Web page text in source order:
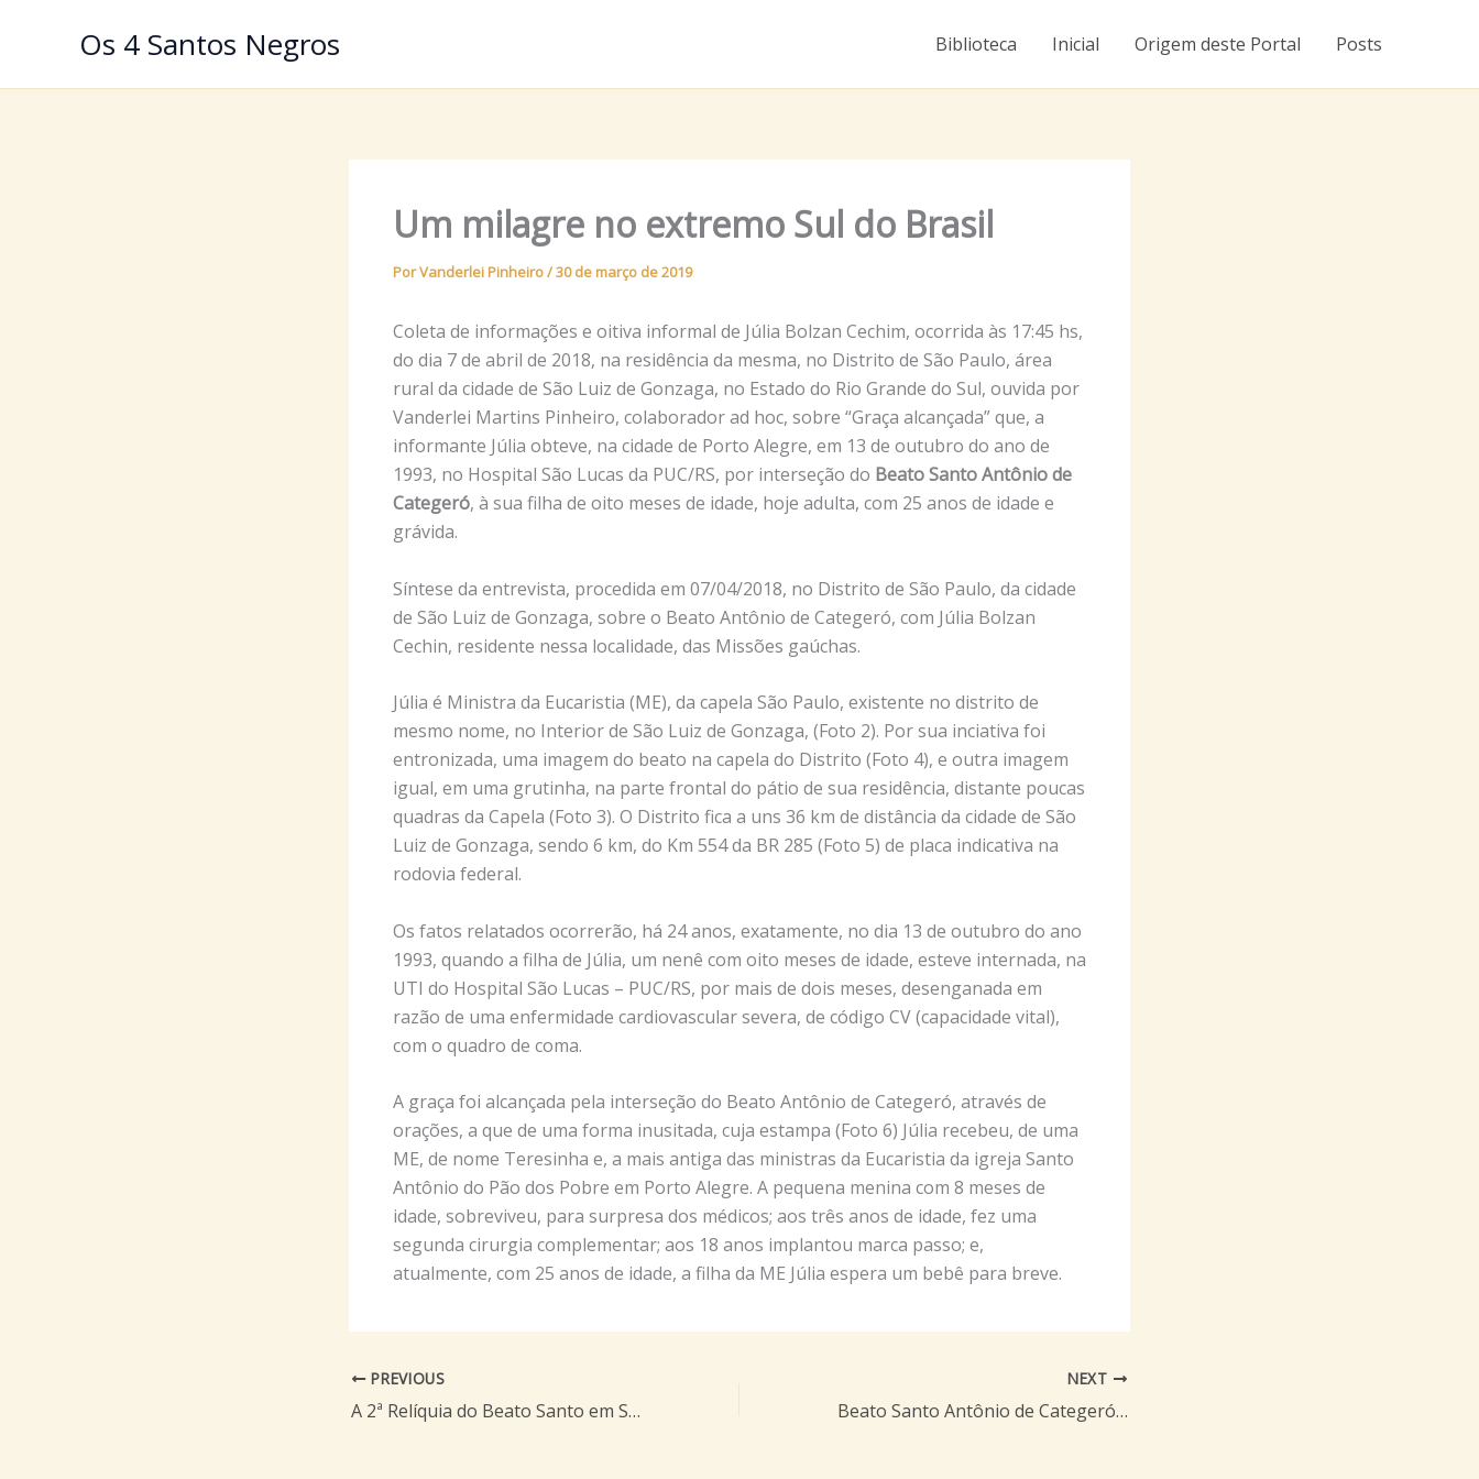
Os 4 Santos Negros Biblioteca Inicial Origem deste Portal Posts
Um milagre no extremo Sul do Brasil
PorVanderlei Pinheiro/30 de março de 2019
Coleta de informações e oitiva informal de Júlia Bolzan Cechim, ocorrida às 17:45 hs,
do dia 7 de abril de 2018, na residência da mesma, no Distrito de São Paulo, área
rural da cidade de São Luiz de Gonzaga, no Estado do Rio Grande do Sul, ouvida por
Vanderlei Martins Pinheiro, colaborador ad hoc, sobre “Graça alcançada” que, a
informante Júlia obteve, na cidade de Porto Alegre, em 13 de outubro do ano de
1993, no Hospital São Lucas da PUC/RS, por interseção do Beato Santo Antônio de
Categeró, à sua filha de oito meses de idade, hoje adulta, com 25 anos de idade e
grávida.
Síntese da entrevista, procedida em 07/04/2018, no Distrito de São Paulo, da cidade
de São Luiz de Gonzaga, sobre o Beato Antônio de Categeró, com Júlia Bolzan
Cechin, residente nessa localidade, das Missões gaúchas.
Júlia é Ministra da Eucaristia (ME), da capela São Paulo, existente no distrito de
mesmo nome, no Interior de São Luiz de Gonzaga, (Foto 2). Por sua inciativa foi
entronizada, uma imagem do beato na capela do Distrito (Foto 4), e outra imagem
igual, em uma grutinha, na parte frontal do pátio de sua residência, distante poucas
quadras da Capela (Foto 3). O Distrito fica a uns 36 km de distância da cidade de São
Luiz de Gonzaga, sendo 6 km, do Km 554 da BR 285 (Foto 5) de placa indicativa na
rodovia federal.
Os fatos relatados ocorrerão, há 24 anos, exatamente, no dia 13 de outubro do ano
1993, quando a filha de Júlia, um nenê com oito meses de idade, esteve internada, na
UTI do Hospital São Lucas – PUC/RS, por mais de dois meses, desenganada em
razão de uma enfermidade cardiovascular severa, de código CV (capacidade vital),
com o quadro de coma.
A graça foi alcançada pela interseção do Beato Antônio de Categeró, através de
orações, a que de uma forma inusitada, cuja estampa (Foto 6) Júlia recebeu, de uma
ME, de nome Teresinha e, a mais antiga das ministras da Eucaristia da igreja Santo
Antônio do Pão dos Pobre em Porto Alegre. A pequena menina com 8 meses de
idade, sobreviveu, para surpresa dos médicos; aos três anos de idade, fez uma
segunda cirurgia complementar; aos 18 anos implantou marca passo; e,
atualmente, com 25 anos de idade, a filha da ME Júlia espera um bebê para breve.
PREVIOUS
A 2ª Relíquia do Beato Santo em São Paulo – únicas no mundo
NEXT
Beato Santo Antônio de Categeró na Bahia